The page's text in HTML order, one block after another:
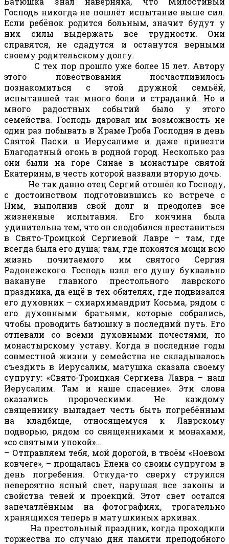
Господь никогда не пошлёт испытание выше сил.
Если ребёнок родится больным, значит будут у
них силы выдержать все трудности. Они
справятся, не сдадутся и останутся верными
своему родительскому долгу.
С тех пор прошло уже более 15 лет. Автору
этого повествования посчастливилось
познакомиться с этой дружной семьёй,
испытавшей так много боли и страданий. Но и
много радостных событий было у этого
семейства. Господь даровал им возможность не
один раз побывать в Храме Гроба Господня в день
Святой Пасхи в Иерусалиме и даже привезти
Благодатный огонь в родной город. Несколько раз
они были на горе Синае в монастыре святой
Екатерины, в честь которой назвали вторую дочь.
Не так давно отец Сергий отошёл ко Господу,
с достоинством подготовившись ко встрече с
Ним, выполнив свой долг и преодолев все
жизненные испытания. Его кончина была
удивительна тем, что он сподобился преставиться
в Свято-Троицкой Сергиевой Лавре – там, где
всегда была его душа; там, где покоятся мощи всю
жизнь почитаемого им святого Сергия
Радонежского. Господь взял его душу буквально
накануне главного престольного лаврского
праздника, да ещё в тех обителях, где подвизался
его духовник – схиархимандрит Косьма, рядом с
его духовными братьями, которые собрались,
чтобы проводить батюшку в последний путь. Его
отпевали со всеми духовными почестями, по
монастырскому уставу. Когда в последние годы
совместной жизни у семейства не складывалось
съездить в Иерусалим, матушка сказала своему
супругу: «Свято-Троицкая Сергиева Лавра – наш
Иерусалим. Там и наше спасение». Эти слова
оказались пророческими. Не каждому
священнику выпадает честь быть погребённым
на кладбище, относящемуся к Лаврскому
подворью, рядом со священниками и монахами,
«со святыми упокой»…
– Отправляем тебя, мой дорогой, в твоём «Ноевом
ковчеге», – прощалась Елена со своим супругом в
день погребения. Откуда-то сверху струился
невероятно ясный свет, нарушая все законы и
свойства теней и проекций. Этот свет остался
запечатлённым на фотографиях, трогательно
хранящихся теперь в матушкиных архивах.
На престольный праздник, когда проходили
торжества по случаю дня памяти преподобного